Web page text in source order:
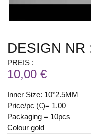
DESIGN NR
PREIS :
10,00 €
Inner Size: 10*2.5MM
Price/pc (€)= 1.00
Packaging = 10pcs
Colour gold